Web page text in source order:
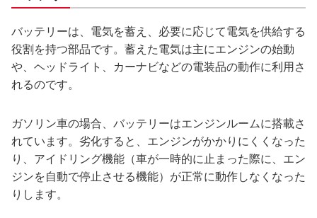
バッテリーは、電気を蓄え、必要に応じて電気を供給する
役割を持つ部品です。蓄えた電気は主にエンジンの始動
や、ヘッドライト、カーナビなどの電装品の動作に利用さ
れるのです。
ガソリン車の場合、バッテリーはエンジンルームに搭載さ
れています。劣化すると、エンジンがかかりにくくなった
り、アイドリング機能（車が一時的に止まった際に、エン
ジンを自動で停止させる機能）が正常に動作しなくなった
りします。